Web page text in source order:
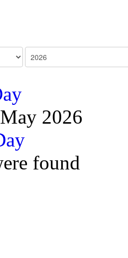
2026
found